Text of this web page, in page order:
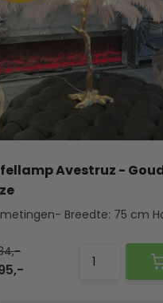
Avestruz -
Breedte: 75 cm